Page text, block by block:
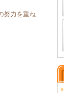
努力を重ね